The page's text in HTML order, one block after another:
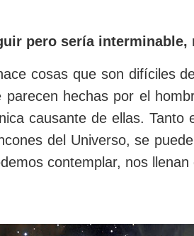
pero sería interminable,
cosas que son difíciles
parecen hechas por el
causante de ellas.
del Universo, se
contemplar, nos